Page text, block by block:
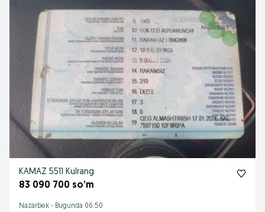
KAMAZ 5511 Kulrang
83 090 700 so’m
Nazarbek - Bugunda 06:50